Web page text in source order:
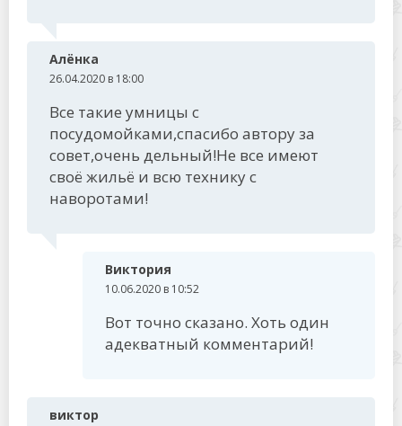
Алёнка
26.04.2020 в 18:00
Все такие умницы с
посудомойками,спасибо автору за
совет,очень дельный!Не все имеют
своё жильё и всю технику с
наворотами!
Виктория
10.06.2020 в 10:52
Вот точно сказано. Хоть один
адекватный комментарий!
виктор